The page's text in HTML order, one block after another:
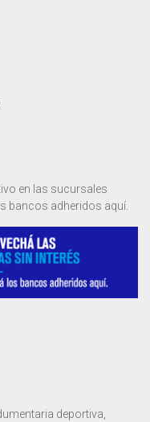
en las sucursales
bancos adheridos aquí.
deportiva,